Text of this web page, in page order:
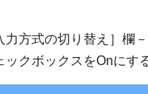
力方式の切り替え］欄
クボックスをOnにす